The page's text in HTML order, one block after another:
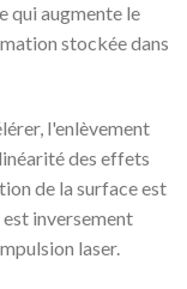
qui augmente le
stockée dans
l'enlèvement
des effets
de la surface est
inversement
laser.